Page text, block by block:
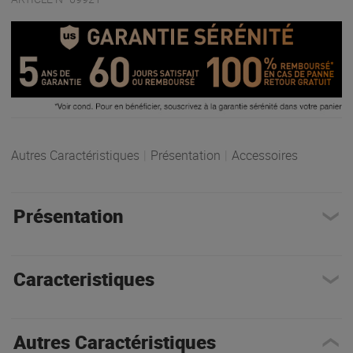
Autres Caractéristiques Présentation Accessoires
Présentation
Caracteristiques
Autres Caractéristiques